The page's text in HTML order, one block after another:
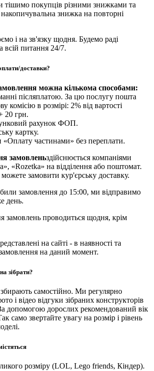
покупців різними знижками та
знижка на повторні
і на зв'язку щодня. Будемо раді
всій питання 24/7.
доставки?
можна кількома способами:
післяплатою. За цю послугу пошта
комісію в розмірі: 2% від вартості
20 грн.
рахунок ФОП.
картку.
частинами» без переплати.
замовленьздійснюється компаніями
«Rozetka» на відділення або поштомат.
замовити кур'єрську доставку.
замовлення до 15:00, ми відправимо
день.
замовлень проводиться щодня, крім
на сайті - в наявності та
на даний момент.
зібрати?
збирають самостійно. Ми регулярно
і відео відгуки зібраних конструкторів
допомогою дорослих рекомендований вік
само звертайте увагу на розмір і рівень
розміру (LOL, Lego friends, Кіндер).